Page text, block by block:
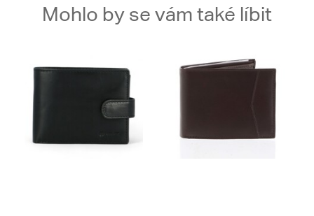
Mohlo by se vám také líbit